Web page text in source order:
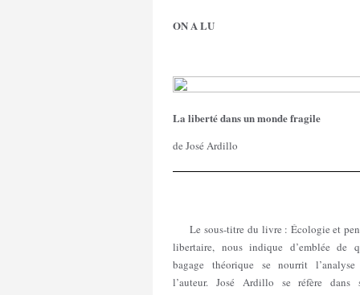
ON A LU
La liberté dans un monde fragile
de José Ardillo
Le sous-titre du livre : Écologie et
libertaire, nous indique d’emblée de
bagage théorique se nourrit
l’auteur. José Ardillo se réfère dans